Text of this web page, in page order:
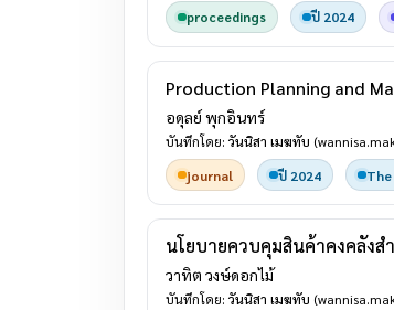
proceedings
ปี 2024
Production Planning and
อดุลย์ พุกอินทร์
บันทึกโดย: วันนิสา เมฆทับ
journal
ปี 2024
นโยบายควบคุมสินค้าคงคลังส
วาทิต วงษ์ดอกไม้
บันทึกโดย: วันนิสา เมฆทับ